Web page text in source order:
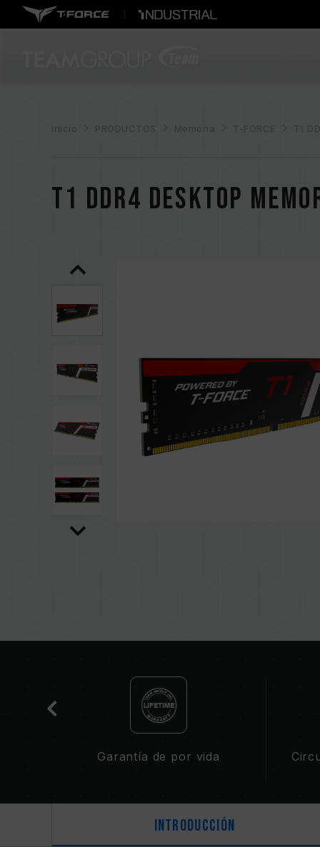
Inicio PRODUCTOS Memoria T-FORCE T1
T1 DDR4 DESKTOP
Garantía de por vida
Introducción